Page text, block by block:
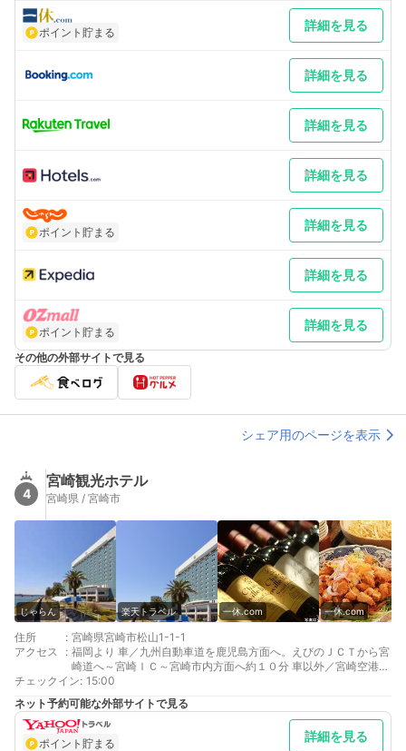
ポイント貯まる 詳細を見る
詳細を見る
詳細を見る
詳細を見る
ポイント貯まる 詳細を見る
詳細を見る
ポイント貯まる 詳細を見る
その他の外部サイトで見る
シェア用のページを表示
4
宮崎観光ホテル
宮崎県 / 宮崎市
じゃらん 楽天トラベル 一休.com 一休.com
住所 : 宮崎県宮崎市松山1-1-1
アクセス
: 福岡より 車／九州自動車道を鹿児島方面へ。えびのＪＣＴから宮
崎道へ～宮崎ＩＣ～宮崎市内方面へ約１０分 車以外／宮崎空港よ
り車で１５分。ＪＲ宮崎駅より車で５分。
最寄り駅１ 宮崎
最寄り駅２ 南宮崎
補足 車／マップコード（66 261 283*38）
チェックイン: 15:00
ネット予約可能な外部サイトで見る
ポイント貯まる 詳細を見る